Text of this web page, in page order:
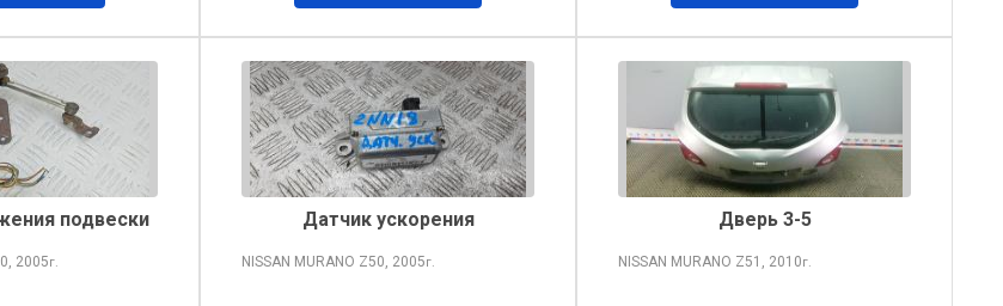
подвески
2005г.
Датчик ускорения
NISSAN MURANO Z50, 2005г.
Дверь 3-5
NISSAN MURANO Z51, 2010г.